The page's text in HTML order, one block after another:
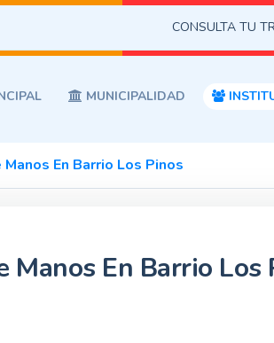
CONSULTA TU
MUNICIPALIDAD
En Barrio Los Pinos
Manos En Barrio Los